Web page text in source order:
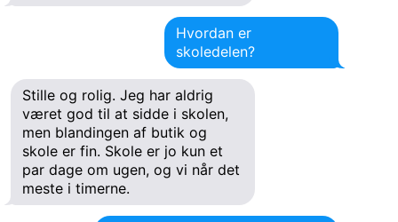
Hvordan er
skoledelen?
Stille og rolig. Jeg har aldrig
været god til at sidde i skolen,
men blandingen af butik og
skole er fin. Skole er jo kun et
par dage om ugen, og vi når det
meste i timerne.